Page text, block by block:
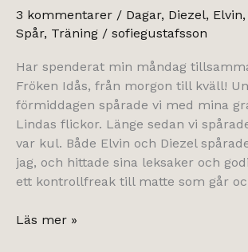
3 kommentarer / Dagar, Diezel, Elvin,
Spår, Träning / sofiegustafsson
Har spenderat min måndag
Fröken Idås, från morgon till kväll!
förmiddagen spårade vi med mina
Lindas flickor. Länge sedan vi
var kul. Både Elvin och Diezel
jag, och hittade sina leksaker och
ett kontrollfreak till matte som går
mysmåndag.
Läs mer »